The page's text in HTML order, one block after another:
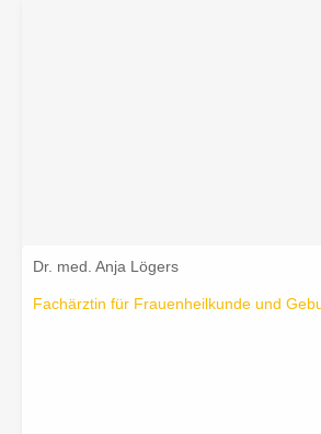
Dr. med. Anja Lögers
Fachärztin für Frauenheilkunde und